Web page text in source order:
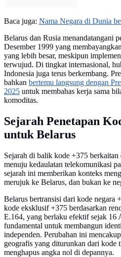
Baca juga: Nama Negara di Dunia
Belarus dan Rusia menandatangani
Desember 1999 yang
yang lebih besar, meskipun
terwujud. Di tingkat internasional,
Indonesia juga terus berkembang.
bahkan bertemu langsung dengan
2025 untuk membahas kerja sama
komoditas.
Sejarah Penetapan
untuk Belarus
Sejarah di balik kode +375 berkaitan
menuju kedaulatan telekomunikasi
sejarah ini memberikan konteks
merujuk ke Belarus, dan bukan ke
Belarus bertransisi dari kode negara
kode eksklusif +375 berdasarkan
E.164, yang berlaku efektif sejak 16
fundamental untuk membangun
independen. Perubahan ini
geografis yang diturunkan dari kode
menghapus angka nol di depannya.